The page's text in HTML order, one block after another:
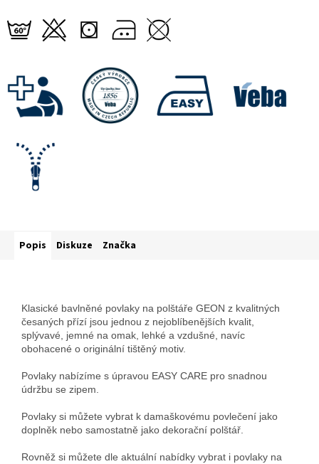
Popis Diskuze Značka
Klasické bavlněné povlaky na polštáře GEON z kvalitných
česaných přízí jsou jednou z nejoblíbenějších kvalit,
splývavé, jemné na omak, lehké a vzdušné, navíc
obohacené o originální tištěný motiv.
Povlaky nabízíme s úpravou EASY CARE pro snadnou
údržbu se zipem.
Povlaky si můžete vybrat k damaškovému povlečení jako
doplněk nebo samostatně jako dekorační polštář.
Rovněž si můžete dle aktuální nabídky vybrat i povlaky na